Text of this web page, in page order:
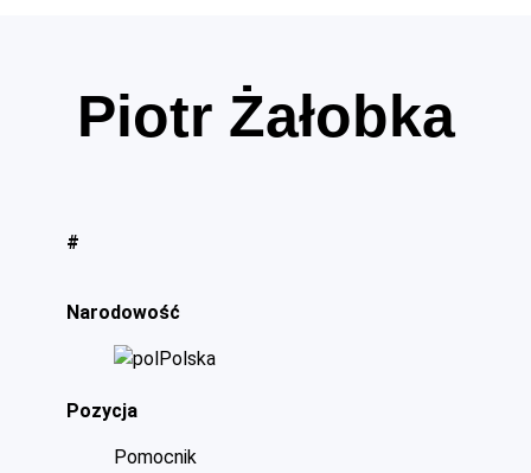
Piotr Żałobka
#
Narodowość
Polska
Pozycja
Pomocnik